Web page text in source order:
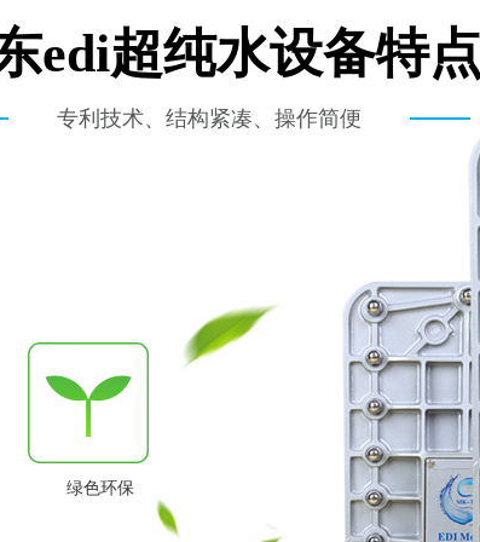
edi超纯水设备特
专利技术、结构紧凑、操作简便
绿色环保